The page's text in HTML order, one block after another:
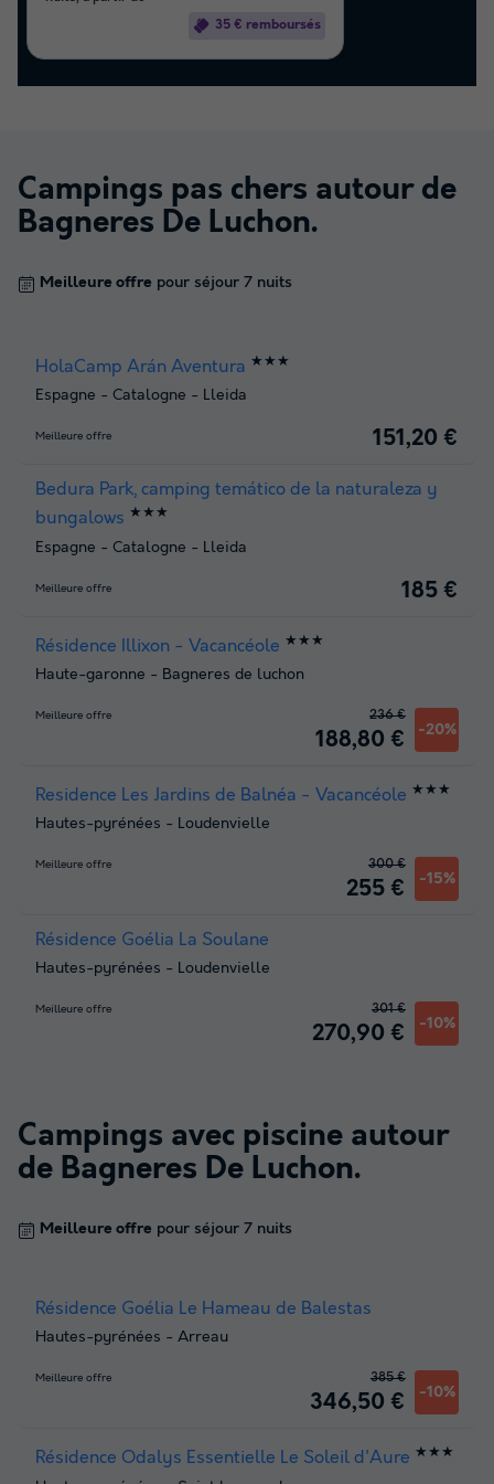
35 € remboursés
Campings pas chers autour de
Bagneres De Luchon.
Meilleure offre pour séjour 7 nuits
HolaCamp Arán Aventura ★★★
Espagne - Catalogne - Lleida
Meilleure offre 151,20 €
Bedura Park, camping temático de la naturaleza y
bungalows ★★★
Espagne - Catalogne - Lleida
Meilleure offre 185 €
Résidence Illixon - Vacancéole ★★★
Haute-garonne - Bagneres de luchon
Meilleure offre
188,80 € -20%
236 €
Residence Les Jardins de Balnéa - Vacancéole ★★★
Hautes-pyrénées - Loudenvielle
Meilleure offre
255 € -15%
300 €
Résidence Goélia La Soulane
Hautes-pyrénées - Loudenvielle
Meilleure offre
270,90 € -10%
301 €
Campings avec piscine autour
de Bagneres De Luchon.
Meilleure offre pour séjour 7 nuits
Résidence Goélia Le Hameau de Balestas
Hautes-pyrénées - Arreau
Meilleure offre
346,50 € -10%
385 €
Résidence Odalys Essentielle Le Soleil d'Aure ★★★